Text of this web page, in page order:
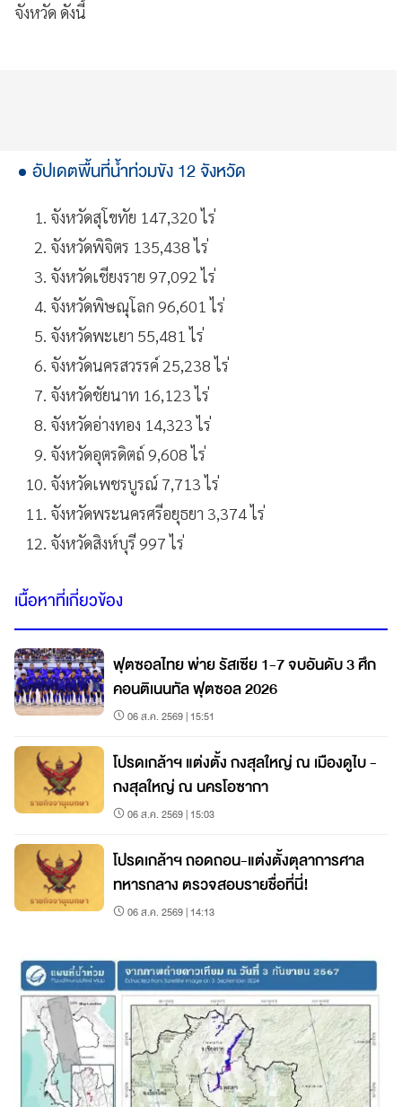
จังหวัด ดังนี้
อัปเดตพื้นที่น้ำท่วมขัง 12 จังหวัด
จังหวัดสุโขทัย 147,320 ไร่
จังหวัดพิจิตร 135,438 ไร่
จังหวัดเชียงราย 97,092 ไร่
จังหวัดพิษณุโลก 96,601 ไร่
จังหวัดพะเยา 55,481 ไร่
จังหวัดนครสวรรค์ 25,238 ไร่
จังหวัดชัยนาท 16,123 ไร่
จังหวัดอ่างทอง 14,323 ไร่
จังหวัดอุตรดิตถ์ 9,608 ไร่
จังหวัดเพชรบูรณ์ 7,713 ไร่
จังหวัดพระนครศรีอยุธยา 3,374 ไร่
จังหวัดสิงห์บุรี 997 ไร่
เนื้อหาที่เกี่ยวข้อง
ฟุตซอลไทย พ่าย รัสเซีย 1-7 จบอันดับ 3 ศึก
คอนติเนนทัล ฟุตซอล 2026
06 ส.ค. 2569 | 15:51
โปรดเกล้าฯ แต่งตั้ง กงสุลใหญ่ ณ เมืองดูไบ -
กงสุลใหญ่ ณ นครโอซากา
06 ส.ค. 2569 | 15:03
โปรดเกล้าฯ ถอดถอน-แต่งตั้งตุลาการศาล
ทหารกลาง ตรวจสอบรายชื่อที่นี่!
06 ส.ค. 2569 | 14:13